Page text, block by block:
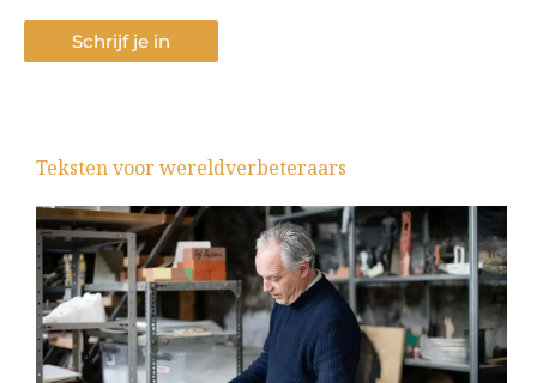
Schrijf je in
Teksten voor wereldverbeteraars
PaginaPagina
Pagina
Pagina
Pagina